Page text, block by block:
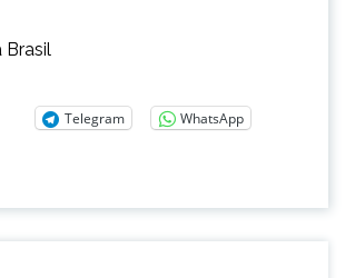
Brasil
Telegram
WhatsApp